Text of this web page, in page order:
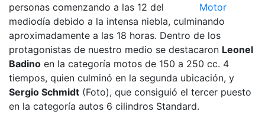
personas comenzando a las 12 del
mediodía debido a la intensa niebla, culminando
aproximadamente a las 18 horas. Dentro de los
protagonistas de nuestro medio se destacaron Leonel
Badino en la categoría motos de 150 a 250 cc. 4
tiempos, quien culminó en la segunda ubicación, y
Sergio Schmidt (Foto), que consiguió el tercer puesto
en la categoría autos 6 cilindros Standard.